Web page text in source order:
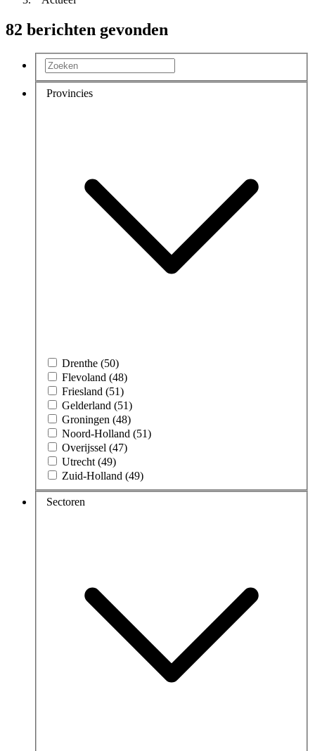
82 berichten gevonden
Provincies
Drenthe (50)
Flevoland (48)
Friesland (51)
Gelderland (51)
Groningen (48)
Noord-Holland (51)
Overijssel (47)
Utrecht (49)
Zuid-Holland (49)
Sectoren